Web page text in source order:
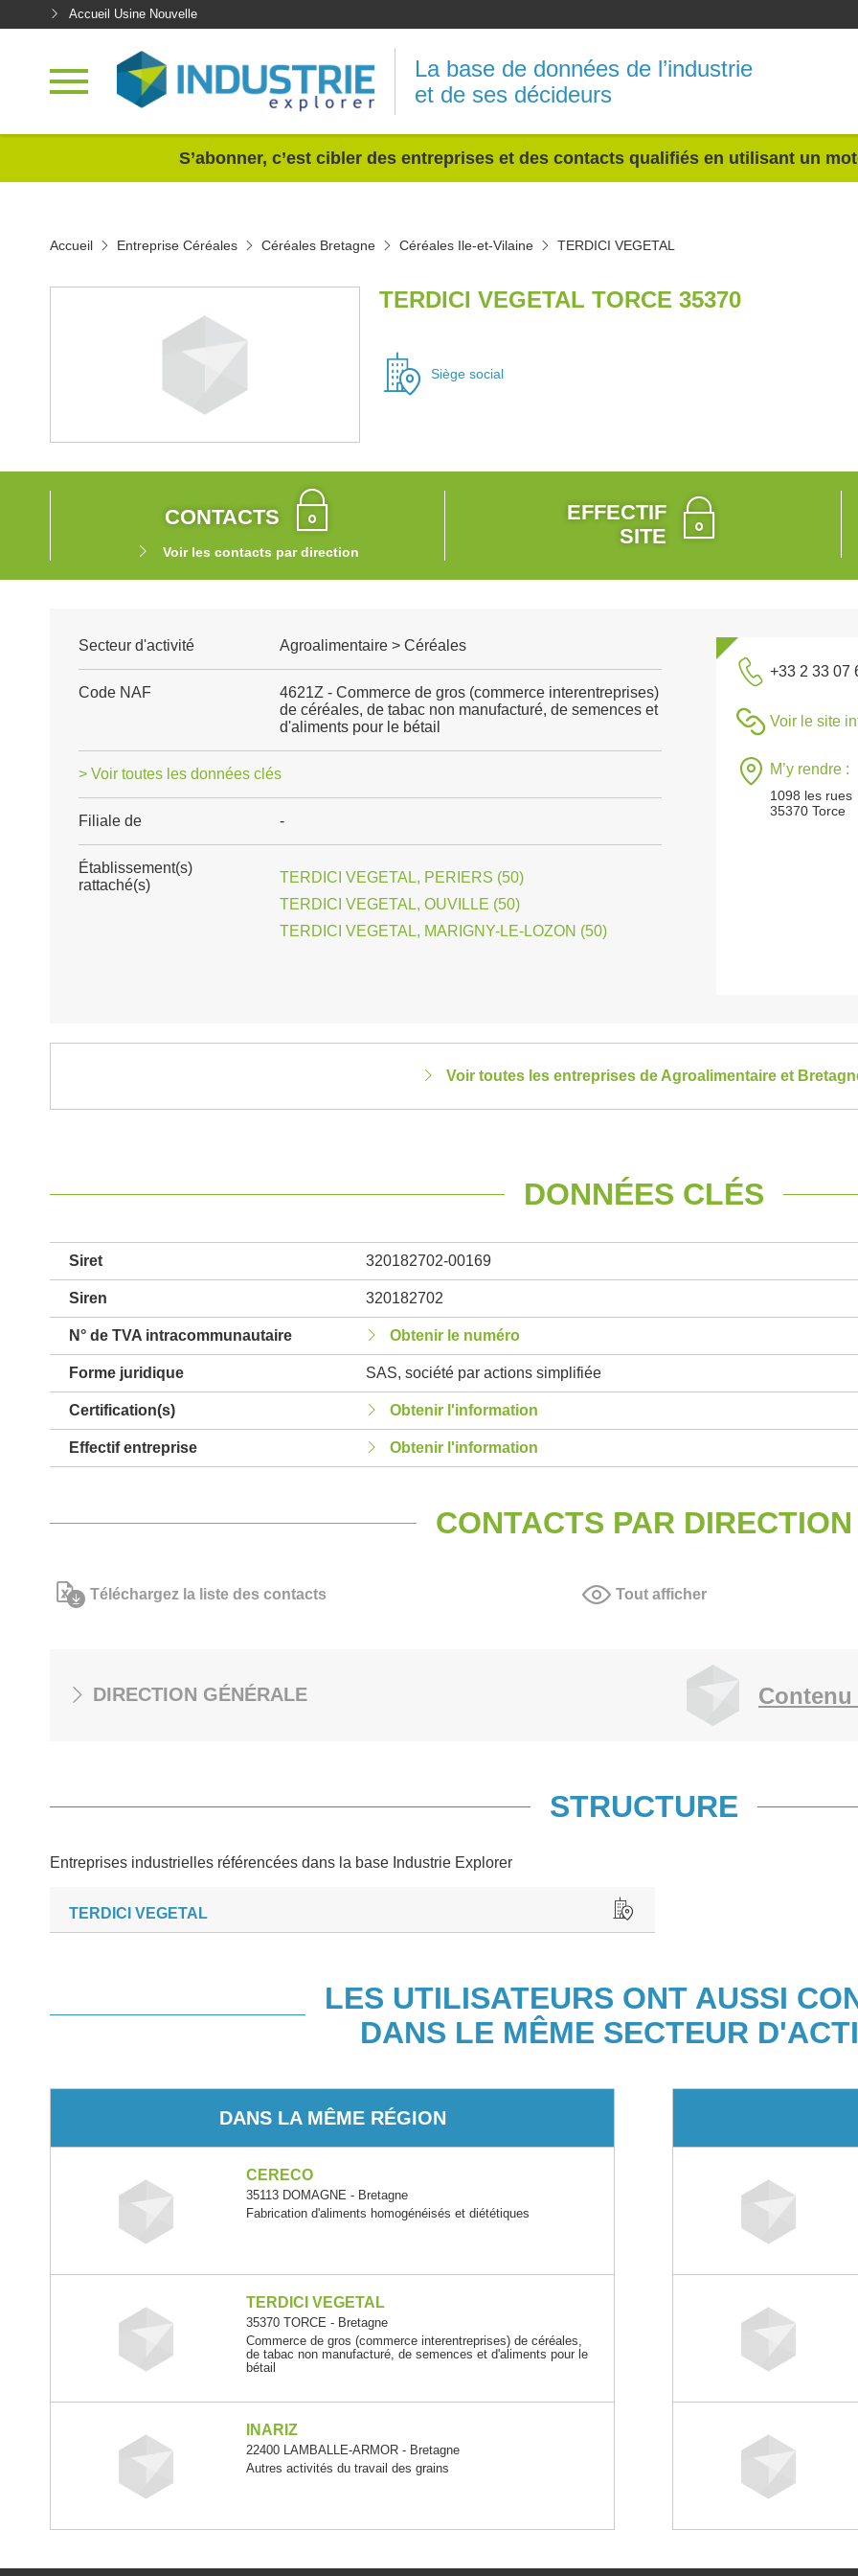
Accueil Usine Nouvelle
La base de données de l’industrie
et de ses décideurs
S’abonner, c’est cibler des entreprises et des contacts qualifiés en utilisant un
Accueil Entreprise Céréales Céréales Bretagne Céréales Ile-et-Vilaine TERDICI VEGETAL
TERDICI VEGETAL TORCE 35370
Siège social
CONTACTS
Voir les contacts par direction
EFFECTIF
SITE
Secteur d'activité Agroalimentaire > Céréales
Code NAF
4621Z - Commerce de gros (commerce interentreprises)
de céréales, de tabac non manufacturé, de semences et
d'aliments pour le bétail
> Voir toutes les données clés
Filiale de -
Établissement(s)
rattaché(s)
TERDICI VEGETAL, PERIERS (50)
TERDICI VEGETAL, OUVILLE (50)
TERDICI VEGETAL, MARIGNY-LE-LOZON (50)
+33 2 33 07
Voir le site
M’y rendre :
1098 les rues
35370 Torce
Voir toutes les entreprises de Agroalimentaire et
DONNÉES CLÉS
Siret 320182702-00169
Siren 320182702
N° de TVA intracommunautaire Obtenir le numéro
Forme juridique SAS, société par actions simplifiée
Certification(s) Obtenir l'information
Effectif entreprise Obtenir l'information
CONTACTS PAR DIRECTION
Téléchargez la liste des contacts Tout afficher
DIRECTION GÉNÉRALE
STRUCTURE
Entreprises industrielles référencées dans la base Industrie Explorer
TERDICI VEGETAL
LES UTILISATEURS ONT AUSSI
DANS LE MÊME SECTEUR
DANS LA MÊME RÉGION
CERECO
35113 DOMAGNE - Bretagne
Fabrication d'aliments homogénéisés et diététiques
TERDICI VEGETAL
35370 TORCE - Bretagne
Commerce de gros (commerce interentreprises) de céréales,
de tabac non manufacturé, de semences et d'aliments pour le
bétail
INARIZ
22400 LAMBALLE-ARMOR - Bretagne
Autres activités du travail des grains